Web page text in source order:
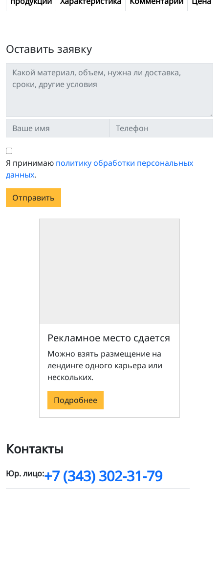
Оставить заявку
Я принимаю политику обработки персональных
данных.
Отправить
Рекламное место сдается
Можно взять размещение на
лендинге одного карьера или
нескольких.
Подробнее
Контакты
Юр. лицо:+7 (343) 302-31-79